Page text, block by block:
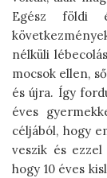
Egész földi
nélküli
mocsok ellen,
és újra. Így
éves
céljából, hogy
veszik és
hogy 10 éves